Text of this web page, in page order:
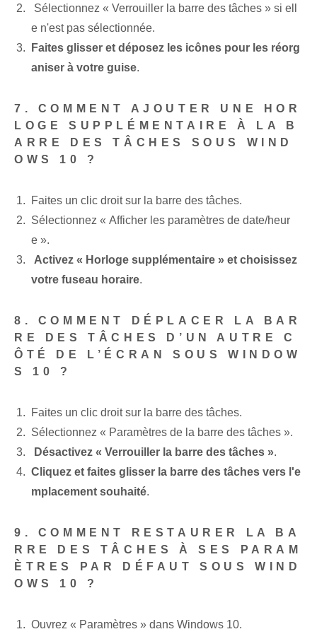
‍ Sélectionnez « Verrouiller la barre des tâches » si ell
e n'est pas sélectionnée.
Faites glisser et déposez les icônes pour les réorg
aniser à votre guise.
7. COMMENT AJOUTER UNE HOR
LOGE SUPPLÉMENTAIRE À LA B
ARRE DES TÂCHES SOUS WIND
OWS 10 ?
Faites un clic droit⁢ sur la barre des tâches.
Sélectionnez « Afficher les paramètres de date/heur
e ».
Activez « Horloge supplémentaire » et choisissez
votre fuseau horaire.
8. COMMENT DÉPLACER LA BAR
RE DES TÂCHES D’UN AUTRE C
ÔTÉ DE L’ÉCRAN SOUS WINDOW
S 10 ?
Faites un clic droit sur la barre des tâches.
Sélectionnez « Paramètres de la barre des tâches ».
Désactivez « Verrouiller la barre des tâches ».
Cliquez et faites glisser la barre des tâches vers l'e
mplacement souhaité.
9. COMMENT RESTAURER LA BA
RRE DES TÂCHES À SES PARAM
ÈTRES PAR DÉFAUT SOUS WIND
OWS 10 ?
Ouvrez « Paramètres » dans Windows 10.